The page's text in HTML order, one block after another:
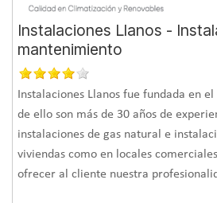
Instalaciones Llanos -
mantenimiento
Instalaciones Llanos fue fundada en
de ello son más de 30 años de
instalaciones de gas natural e
viviendas como en locales
ofrecer al cliente nuestra